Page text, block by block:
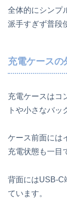
全体的にシンプ
派手すぎず普段
充電ケースの
充電ケースはコ
トや小さなバッ
ケース前面には
充電状態も一目
背面にはUSB-C
ています。